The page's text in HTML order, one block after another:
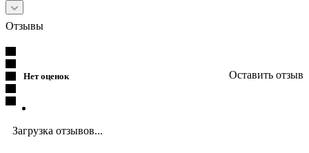
Отзывы
Нет оценок Оставить отзыв
Загрузка отзывов...